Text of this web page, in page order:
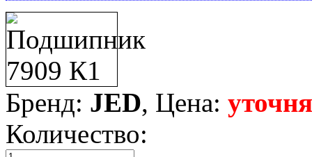
Бренд: JED, Цена:
Количество: